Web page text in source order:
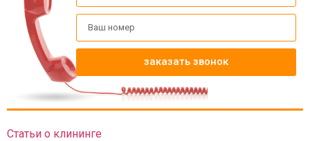
заказать звонок
Статьи о клининге